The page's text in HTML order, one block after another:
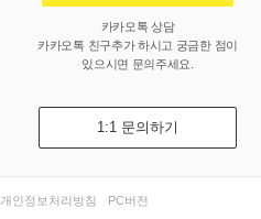
카카오톡 상담
카카오톡 친구추가 하시고 궁금한 점이
있으시면 문의주세요.
1:1 문의하기
개인정보처리방침 PC버전